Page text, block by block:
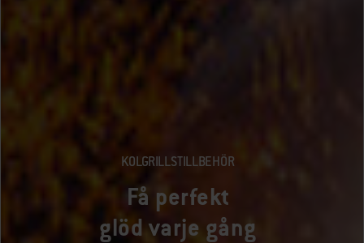
KOLGRILLSTILLBEHÖR
Få perfekt
glöd varje gång